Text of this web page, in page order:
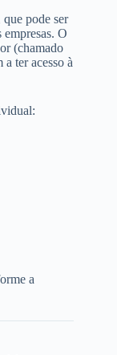
pode ser
empresas. O
(chamado
ter acesso à
a